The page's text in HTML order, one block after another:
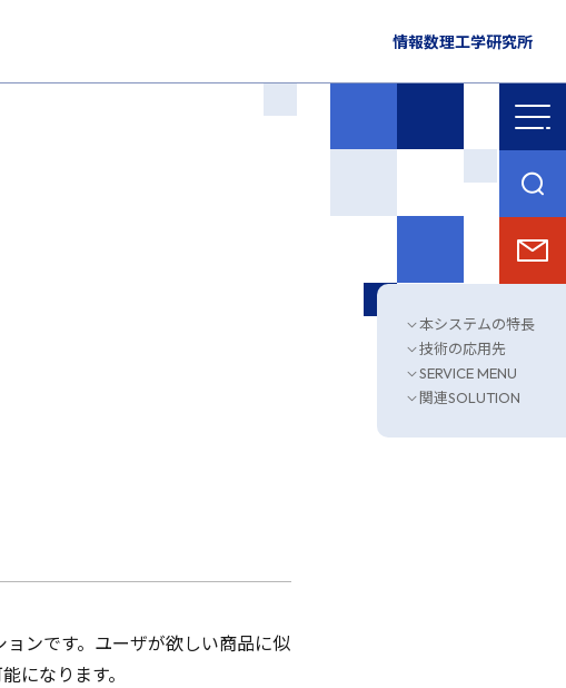
情報数理工学研究所
本システムの特長
技術の応用先
SERVICE MENU
関連SOLUTION
ンです。ユーザが欲しい商品に似
になります。